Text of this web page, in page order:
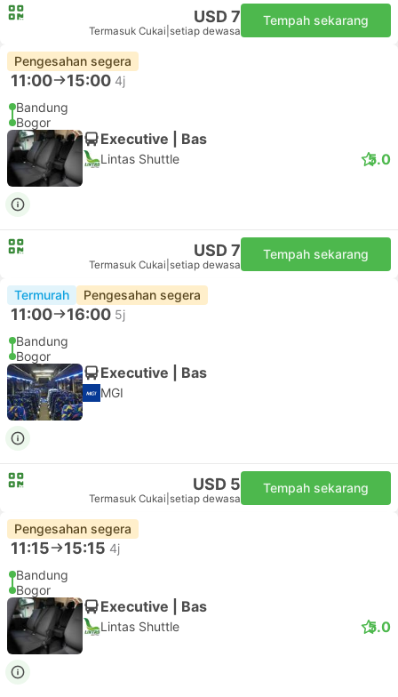
USD 7
Termasuk Cukai setiap dewasa
Tempah sekarang
Pengesahan segera
11:00 15:00 4j
Bandung
Bogor
Executive | Bas
Lintas Shuttle 5.0
USD 7
Termasuk Cukai setiap dewasa
Tempah sekarang
Termurah Pengesahan segera
11:00 16:00 5j
Bandung
Bogor
Executive | Bas
MGI
USD 5
Termasuk Cukai setiap dewasa
Tempah sekarang
Pengesahan segera
11:15 15:15 4j
Bandung
Bogor
Executive | Bas
Lintas Shuttle 5.0